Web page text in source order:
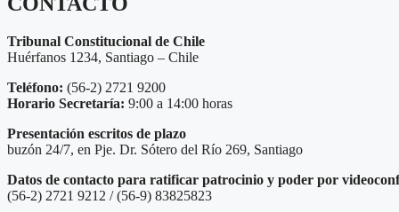
Tribunal Constitucional de Chile
Huérfanos 1234, Santiago – Chile
Teléfono: (56-2) 2721 9200
Horario Secretaría: 9:00 a 14:00 horas
Presentación escritos de plazo
buzón 24/7, en Pje. Dr. Sótero del Río 269, Santiago
Datos de contacto para ratificar patrocinio y poder por
(56-2) 2721 9212 / (56-9) 83825823